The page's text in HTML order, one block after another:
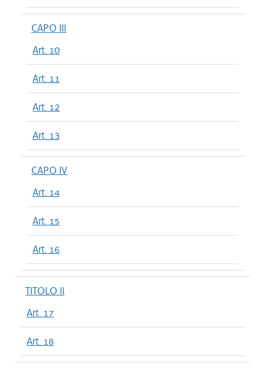
CAPO III
Art. 10
Art. 11
Art. 12
Art. 13
CAPO IV
Art. 14
Art. 15
Art. 16
TITOLO II
Art. 17
Art. 18